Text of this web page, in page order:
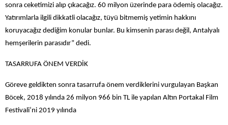
sonra ceketimizi alıp çıkacağız. 60 milyon üzerinde para ödemiş olacağız.
Yatırımlarla ilgili dikkatli olacağız, tüyü bitmemiş yetimin hakkını
koruyacağız dediğim konular bunlar. Bu kimsenin parası değil, Antalyalı
hemşerilerin parasıdır” dedi.
TASARRUFA ÖNEM VERDİK
Göreve geldikten sonra tasarrufa önem verdiklerini vurgulayan Başkan
Böcek, 2018 yılında 26 milyon 966 bin TL ile yapılan Altın Portakal Film
Festivali’ni 2019 yılında